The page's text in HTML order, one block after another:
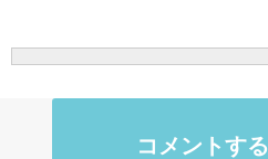
コメントする